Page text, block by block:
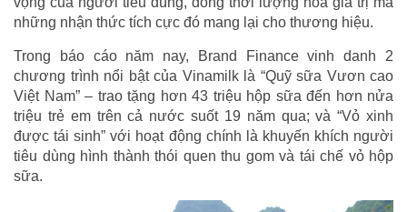
những nhận thức tích cực đó mang lại cho thương hiệu.
Trong báo cáo năm nay, Brand Finance vinh danh 2
chương trình nổi bật của Vinamilk là “Quỹ sữa Vươn cao
Việt Nam” – trao tặng hơn 43 triệu hộp sữa đến hơn nửa
triệu trẻ em trên cả nước suốt 19 năm qua; và “Vỏ xinh
được tái sinh” với hoạt động chính là khuyến khích người
tiêu dùng hình thành thói quen thu gom và tái chế vỏ hộp
sữa.